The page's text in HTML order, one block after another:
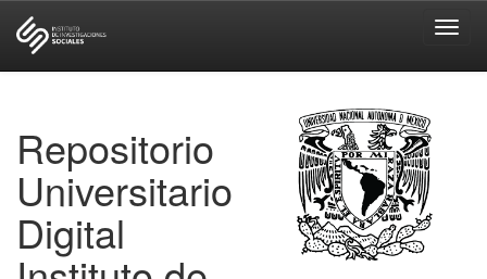
Repositorio
Universitario
Digital